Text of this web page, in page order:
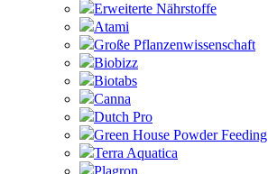
Erweiterte Nährstoffe
Atami
Große Pflanzenwissenschaft
Biobizz
Biotabs
Canna
Dutch Pro
Green House Powder Feeding
Terra Aquatica
Plagron